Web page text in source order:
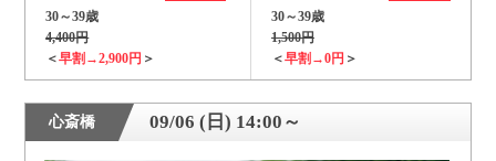
30～39歳
4,400円
＜早割→2,900円 ＞
30～39歳
1,500円
＜早割→0円 ＞
心斎橋 09/06 (日) 14:00～